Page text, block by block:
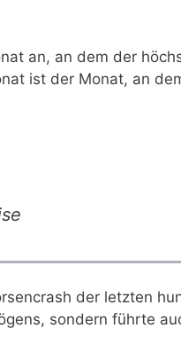
an, an dem der
ist der Monat, an
der letzten
sondern führte